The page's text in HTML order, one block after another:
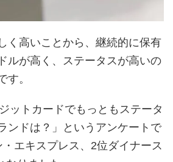
く高いことから、継続的に保有
ルが高く、ステータスが高いの
す。
ットカードでもっともステータ
ンドは？」というアンケートで
エキスプレス、2位ダイナース